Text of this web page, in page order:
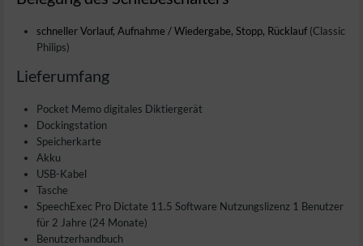
schneller Vorlauf, Aufnahme / Wiedergabe, Stopp, Rücklauf (Classic
Philips)
Lieferumfang
Pocket Memo digitales Diktiergerät
Dockingstation
Speicherkarte
Akku
USB-Kabel
Tasche
SpeechExec Pro Dictate 11.5 Software Nutzungslizenz 1 Benutzer
für 2 Jahre (24 Monate)
Benutzerhandbuch